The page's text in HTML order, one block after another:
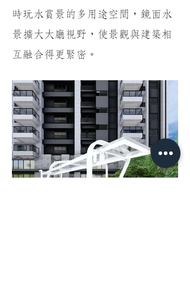
時玩水賞景的多用途空間，鏡面水
景擴大大廳視野，使景觀與建築相
互融合得更緊密。